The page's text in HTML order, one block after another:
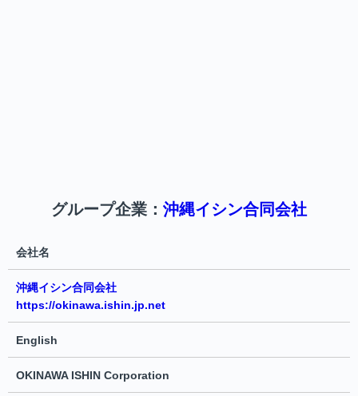
グループ企業： 沖縄イシン合同会社
会社名
沖縄イシン合同会社
https://okinawa.ishin.jp.net
English
OKINAWA ISHIN Corporation